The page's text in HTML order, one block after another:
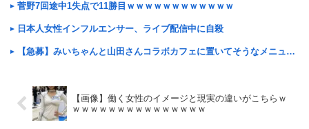
菅野7回途中1失点で11勝目ｗｗｗｗｗｗｗｗｗｗｗｗ
日本人女性インフルエンサー、ライブ配信中に自殺
【急募】みいちゃんと山田さんコラボカフェに置いてそうなメニューｗｗｗｗｗｗｗｗｗｗ
【画像】働く女性のイメージと現実の違いがこちらｗ
ｗｗｗｗｗｗｗｗｗｗｗｗｗｗｗ